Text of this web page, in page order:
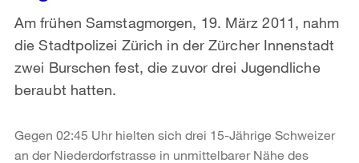
Am frühen Samstagmorgen, 19. März 2011, nahm
die Stadtpolizei Zürich in der Zürcher Innenstadt
zwei Burschen fest, die zuvor drei Jugendliche
beraubt hatten.
Gegen 02:45 Uhr hielten sich drei 15-Jährige Schweizer
an der Niederdorfstrasse in unmittelbarer Nähe des